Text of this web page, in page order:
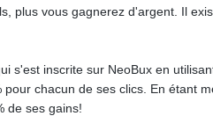
plus vous gagnerez d'argent. Il
s'est inscrite sur NeoBux en
chacun de ses clics. En étant
de ses gains!